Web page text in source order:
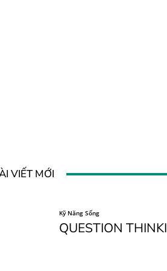
VIẾT MỚI
Kỹ Năng Sống
QUESTION